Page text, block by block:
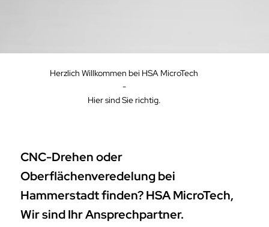
Herzlich Willkommen bei HSA MicroTech
-
Hier sind Sie richtig.
CNC-Drehen oder
Oberflächenveredelung bei
Hammerstadt finden? HSA MicroTech,
Wir sind Ihr Ansprechpartner.